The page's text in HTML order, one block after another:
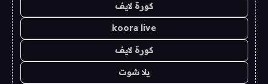
كورة لايف
koora live
كورة لايف
يلا شوت